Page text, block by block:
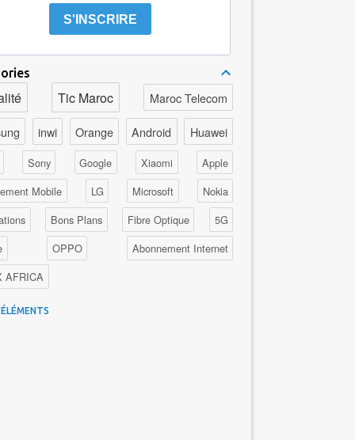
S'INSCRIRE
Tic Maroc Maroc Telecom
inwi Orange Android Huawei
Sony Google Xiaomi
Apple
Mobile
LG Microsoft
Nokia
Bons Plans Fibre Optique
5G
OPPO
Abonnement Internet
AFRICA